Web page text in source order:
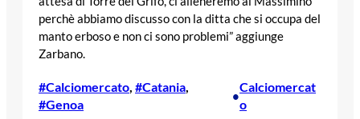
perchè abbiamo discusso con la ditta che si occupa del
manto erboso e non ci sono problemi” aggiunge
Zarbano.
#Calciomercato #Catania
#Genoa
•
Calciomercat
o